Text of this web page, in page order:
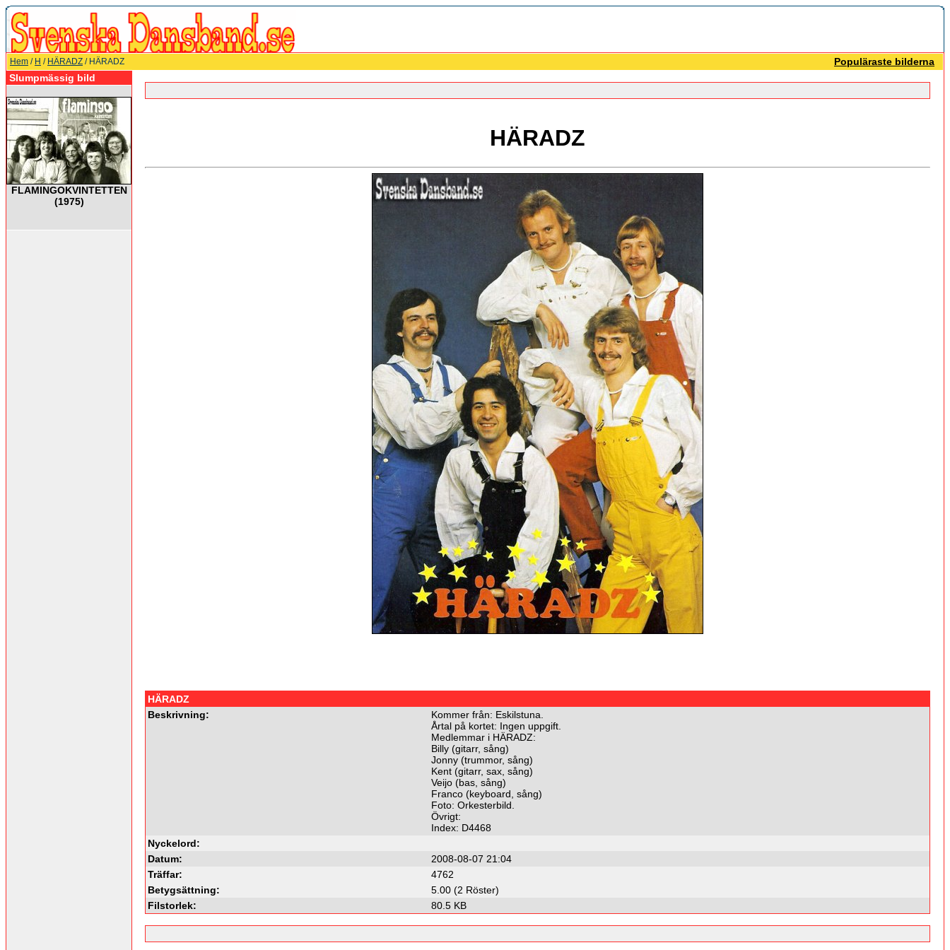
Hem / H / HÄRADZ / HÄRADZ
Populäraste bilderna
Slumpmässig bild
FLAMINGOKVINTETTEN
(1975)
HÄRADZ
HÄRADZ
Beskrivning:
Kommer från: Eskilstuna.
Årtal på kortet: Ingen uppgift.
Medlemmar i HÄRADZ:
Billy (gitarr, sång)
Jonny (trummor, sång)
Kent (gitarr, sax, sång)
Veijo (bas, sång)
Franco (keyboard, sång)
Foto: Orkesterbild.
Övrigt:
Index: D4468
Nyckelord:
Datum:
2008-08-07 21:04
Träffar:
4762
Betygsättning:
5.00 (2 Röster)
Filstorlek:
80.5 KB